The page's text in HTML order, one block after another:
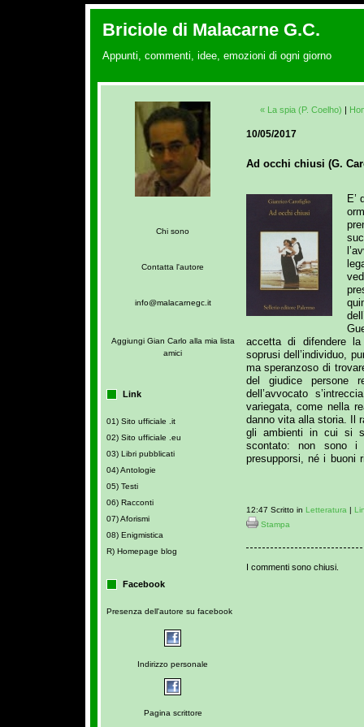
Briciole di Malacarne G.C.
Appunti, commenti, idee, emozioni di ogni giorno
Chi sono
Contatta l'autore
info@malacarnegc.it
Aggiungi Gian Carlo alla mia lista
amici
Link
01) Sito ufficiale .it
02) Sito ufficiale .eu
03) Libri pubblicati
04) Antologie
05) Testi
06) Racconti
07) Aforismi
08) Enigmistica
R) Homepage blog
Facebook
Presenza dell'autore su facebook
Indirizzo personale
Pagina scrittore
« La spia (P. Coelho) |
10/05/2017
Ad occhi chiusi (G.
E’
accetta di difendere
soprusi dell’individuo,
ma speranzoso di
del giudice persone
dell’avvocato
variegata, come nella
danno vita alla storia. Il
gli ambienti in cui si
scontato: non sono i
presupporsi, né i buoni
12:47 Scritto in Letteratura |
Stampa
I commenti sono chiusi.